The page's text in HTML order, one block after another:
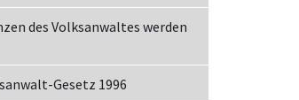
des Volksanwaltes werden
Gesetz 1996